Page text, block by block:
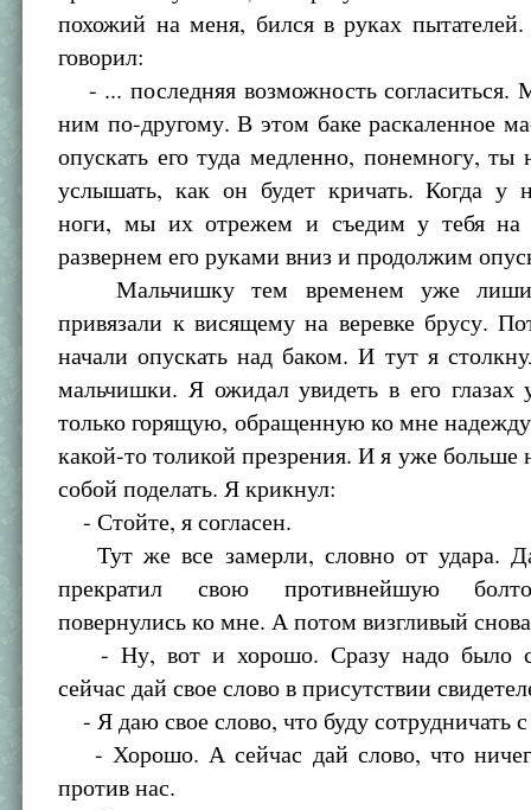
похожий на меня, бился в руках
говорил:
- ... последняя возможность
ним по-другому. В этом баке раскаленное
опускать его туда медленно, понемногу,
услышать, как он будет кричать. Когда у
ноги, мы их отрежем и съедим у тебя на
развернем его руками вниз и продолжим
Мальчишку тем временем уже
привязали к висящему на веревке брусу.
начали опускать над баком. И тут я
мальчишки. Я ожидал увидеть в его глазах
только горящую, обращенную ко мне
какой-то толикой презрения. И я уже больше
собой поделать. Я крикнул:
- Стойте, я согласен.
Тут же все замерли, словно от удара.
прекратил свою противнейшую
повернулись ко мне. А потом визгливый
- Ну, вот и хорошо. Сразу надо было
сейчас дай свое слово в присутствии
- Я даю свое слово, что буду сотрудничать
- Хорошо. А сейчас дай слово, что
против нас.